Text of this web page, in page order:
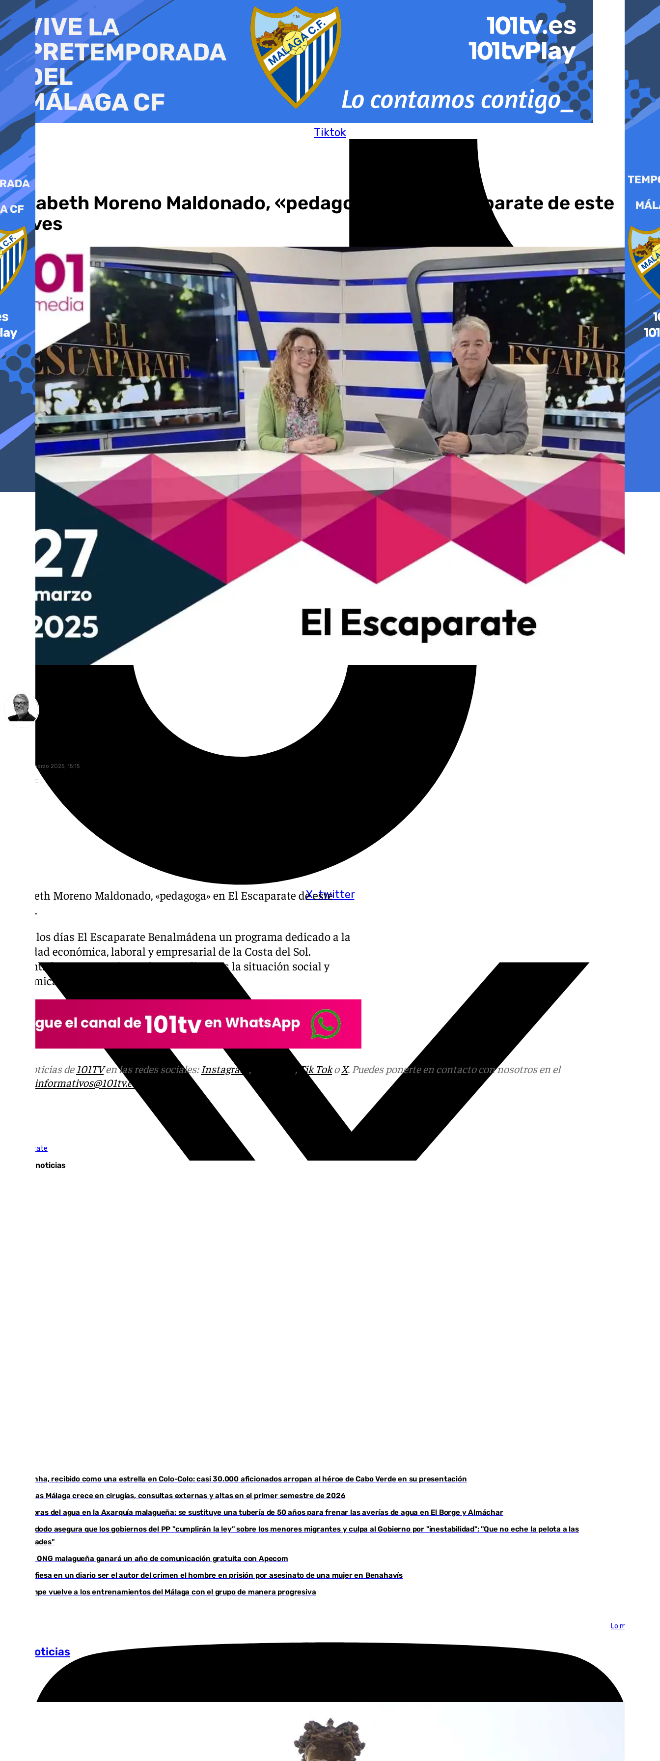
al
contenido
Tiktok
X-twitter
Elizabeth Moreno Maldonado, «pedagoga» en El Escaparate de este
jueves
jueves, 27 marzo 2025, 15:15
Compartir:
Elizabeth Moreno Maldonado, «pedagoga» en El Escaparate de este
jueves.
Todos los días El Escaparate Benalmádena un programa dedicado a la
actividad económica, laboral y empresarial de la Costa del Sol.
Presentado por F. Conejo Benítez. Analizamos la situación social y
económica de Benalmádena y la Costa del Sol.
Más noticias de 101TVen las redes sociales: Instagram , , Tik TokoX. Puedes ponerte en contacto con nosotros en el
informativos@101tv.es
El Escaparate
Últimas noticias
Vozinha, recibido como una estrella en Colo-Colo: casi 30.000 aficionados arropan al héroe de Cabo Verde en su presentación
Vithas Málaga crece en cirugías, consultas externas y altas en el primer semestre de 2026
Mejoras del agua en la Axarquía malagueña: se sustituye una tubería de 50 años para frenar las averías de agua en El Borge y Almáchar
Bendodo asegura que los gobiernos del PP "cumplirán la ley" sobre los menores migrantes y culpa al Gobierno por "inestabilidad": "Que no eche la pelota a las
comunidades"
Una ONG malagueña ganará un año de comunicación gratuita con Apecom
Confiesa en un diario ser el autor del crimen el hombre en prisión por asesinato de una mujer en Benahavís
Juanpe vuelve a los entrenamientos del Málaga con el grupo de manera progresiva
Lo más visto >
Más noticias